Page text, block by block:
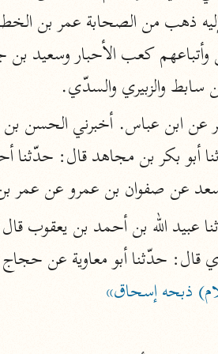
التسهيل لعلوم
ابن جُزَيّ (٧٤١ هـ)
نحو ٣ مجلدات
موسوعات
روح المعاني
الآلوسي (١٢٧٠ هـ)
نحو ٢٨ مجلدًا
مفاتيح الغيب
سابط والزبيري والسدّي.
عن صفوان بن عمرو عن عمر
قال: حدّثنا أبو معاوية عن
ذبحه إسحاق»